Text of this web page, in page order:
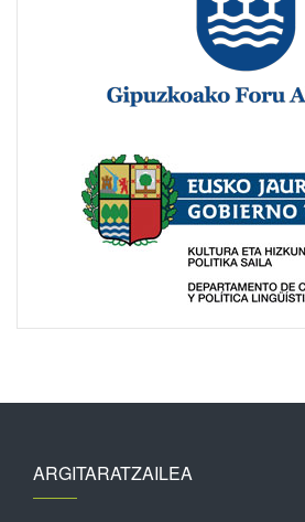
ARGITARATZAILEA